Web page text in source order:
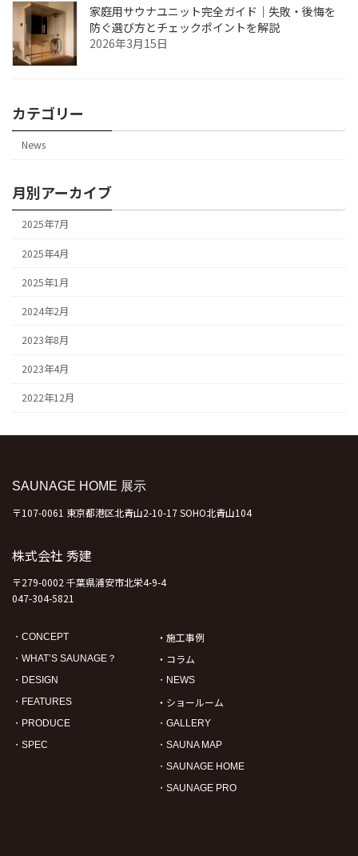
家庭用サウナユニット完全ガイド｜失敗・後悔を
防ぐ選び方とチェックポイントを解説
2026年3月15日
カテゴリー
News
月別アーカイブ
2025年7月
2025年4月
2025年1月
2024年2月
2023年8月
2023年4月
2022年12月
SAUNAGE HOME 展示
〒107-0061 東京都港区北青山2-10-17 SOHO北青山104
株式会社 秀建
〒279-0002 千葉県浦安市北栄4-9-4
047-304-5821
・CONCEPT
・WHAT’S SAUNAGE？
・DESIGN
・FEATURES
・PRODUCE
・SPEC
・施工事例
・コラム
・NEWS
・ショールーム
・GALLERY
・SAUNA MAP
・SAUNAGE HOME
・SAUNAGE PRO